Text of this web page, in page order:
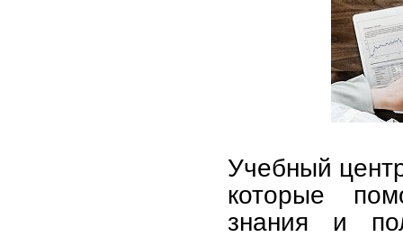
Учебный
которые
знания и